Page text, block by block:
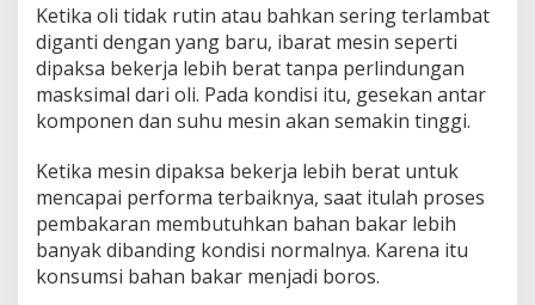
Ketika oli tidak rutin atau bahkan sering terlambat
diganti dengan yang baru, ibarat mesin seperti
dipaksa bekerja lebih berat tanpa perlindungan
masksimal dari oli. Pada kondisi itu, gesekan antar
komponen dan suhu mesin akan semakin tinggi.
Ketika mesin dipaksa bekerja lebih berat untuk
mencapai performa terbaiknya, saat itulah proses
pembakaran membutuhkan bahan bakar lebih
banyak dibanding kondisi normalnya. Karena itu
konsumsi bahan bakar menjadi boros.